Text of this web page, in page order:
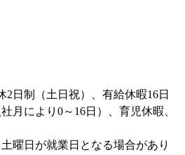
2日制（土日祝）、有給休暇16日
月により0～16日）、育児休暇、
曜日が就業日となる場合があり